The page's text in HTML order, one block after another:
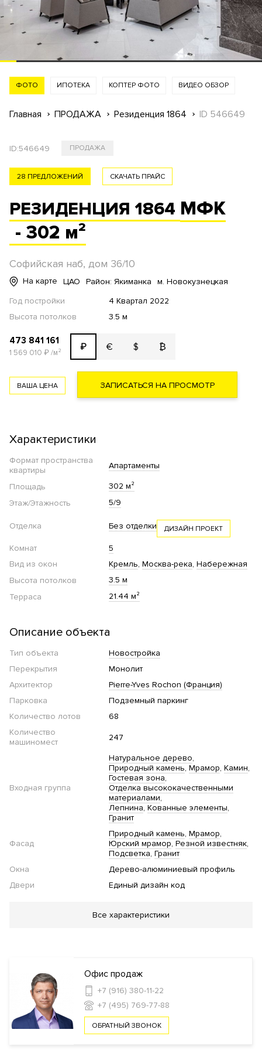
ФОТО ИПОТЕКА КОПТЕР ФОТО ВИДЕО ОБЗОР
Главная ПРОДАЖА Резиденция 1864 ID 546649
ID:546649 ПРОДАЖА
СКАЧАТЬ ПРАЙС
28 ПРЕДЛОЖЕНИЙ
РЕЗИДЕНЦИЯ 1864 МФК
- 302 м²
Софийская наб, дом 36/10
На карте ЦАО Район: Якиманка
м. Новокузнецкая
Год постройки
4 Квартал 2022
Высота потолков
3.5 м
473 841 161
1 569 010 ₽/м² ₽ € $ ₿
ВАША ЦЕНА ЗАПИСАТЬСЯ НА ПРОСМОТР
Характеристики
Формат пространства
квартиры
Апартаменты
Площадь
302 м²
Этаж/Этажность
5/9
Отделка Без отделки ДИЗАЙН ПРОЕКТ
Комнат
5
Вид из окон
Кремль Москва-река Набережная
Высота потолков
3.5 м
Терраса
21.44 м²
Описание объекта
Тип объекта
Новостройка
Перекрытия
Монолит
Архитектор
Pierre-Yves Rochon (Франция)
Парковка
Подземный паркинг
Количество лотов
68
Количество
машиномест
247
Входная группа
Натуральное дерево
Природный камень Мрамор Камин
Гостевая зона
Отделка высококачественными
материалами
Лепнина Кованные элементы
Гранит
Фасад
Природный камень Мрамор
Юрский мрамор Резной известняк
Подсветка Гранит
Окна
Дерево-алюминиевый профиль
Двери
Единый дизайн код
Инфраструктура в доме
Фитнес клуб Бассейн Спа-салон
Салон
красоты
Кладовые комнаты Консьерж сервис
Все характеристики
Офис продаж
+7 (916) 380-11-22
+7 (495) 769-77-88
ОБРАТНЫЙ ЗВОНОК